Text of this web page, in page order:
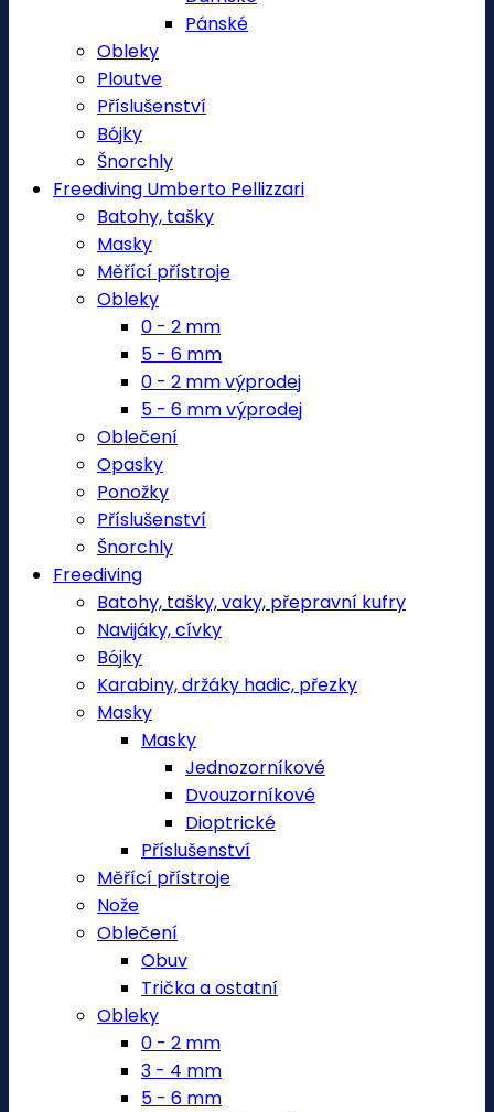
Pánské
Obleky
Ploutve
Příslušenství
Bójky
Šnorchly
Freediving Umberto Pellizzari
Batohy, tašky
Masky
Měřící přístroje
Obleky
0 - 2 mm
5 - 6 mm
0 - 2 mm výprodej
5 - 6 mm výprodej
Oblečení
Opasky
Ponožky
Příslušenství
Šnorchly
Freediving
Batohy, tašky, vaky, přepravní kufry
Navijáky, cívky
Bójky
Karabiny, držáky hadic, přezky
Masky
Masky
Jednozorníkové
Dvouzorníkové
Dioptrické
Příslušenství
Měřící přístroje
Nože
Oblečení
Obuv
Trička a ostatní
Obleky
0 - 2 mm
3 - 4 mm
5 - 6 mm